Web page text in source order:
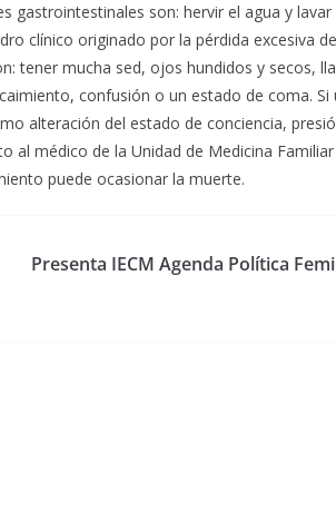
gastrointestinales son: hervir el agua y lavar
clínico originado por la pérdida excesiva
tener mucha sed, ojos hundidos y secos,
confusión o un estado de coma. Si
alteración del estado de conciencia,
al médico de la Unidad de Medicina
puede ocasionar la muerte.
Presenta IECM Agenda Política